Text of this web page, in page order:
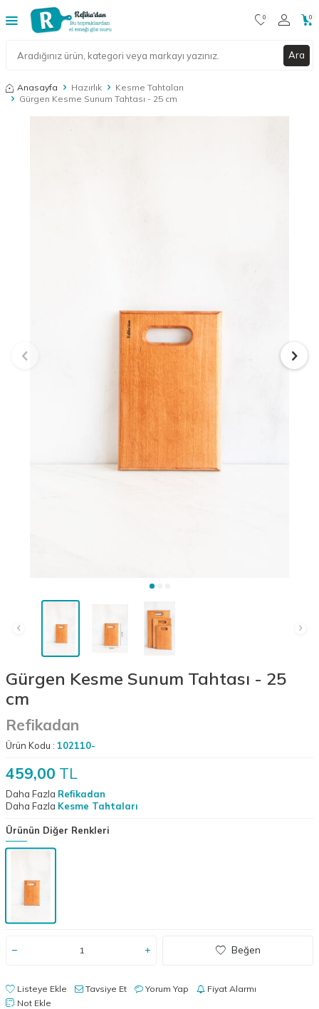
Ara
0 0
Anasayfa Hazırlık
Kesme Tahtaları
Gürgen Kesme Sunum Tahtası - 25 cm
Gürgen Kesme Sunum Tahtası - 25
cm
Refikadan
Ürün Kodu : 102110-
459,00 TL
Daha Fazla Refikadan
Daha Fazla Kesme Tahtaları
Ürünün Diğer Renkleri
Beğen
Listeye Ekle Tavsiye Et Yorum Yap
Fiyat Alarmı
Not Ekle